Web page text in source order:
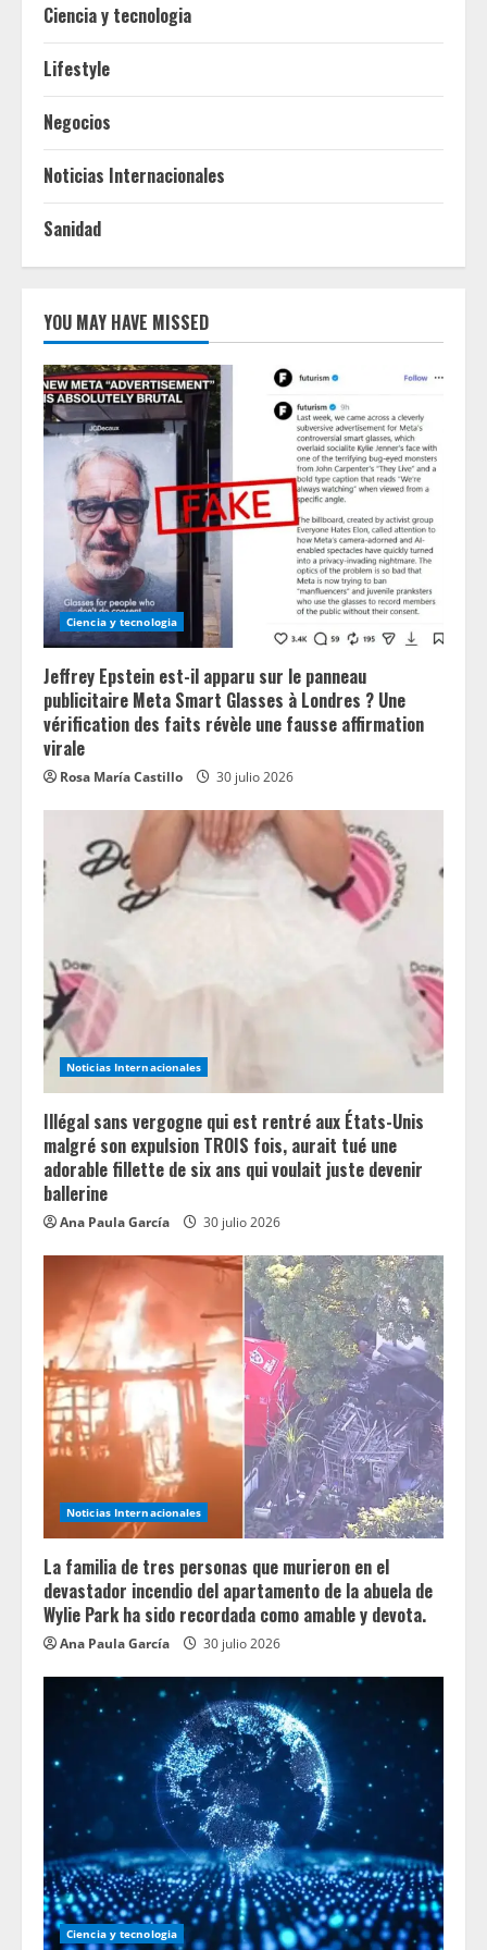
Ciencia y tecnologia
Lifestyle
Negocios
Noticias Internacionales
Sanidad
YOU MAY HAVE MISSED
Ciencia y tecnologia
Jeffrey Epstein est-il apparu sur le panneau
publicitaire Meta Smart Glasses à Londres ? Une
vérification des faits révèle une fausse affirmation
virale
Rosa María Castillo 30 julio 2026
Noticias Internacionales
Illégal sans vergogne qui est rentré aux États-Unis
malgré son expulsion TROIS fois, aurait tué une
adorable fillette de six ans qui voulait juste devenir
ballerine
Ana Paula García 30 julio 2026
Noticias Internacionales
La familia de tres personas que murieron en el
devastador incendio del apartamento de la abuela de
Wylie Park ha sido recordada como amable y devota.
Ana Paula García 30 julio 2026
Ciencia y tecnologia